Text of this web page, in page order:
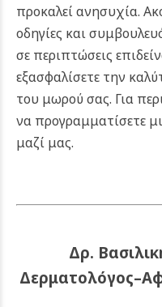
προκαλεί ανησυχία.
οδηγίες και
σε περιπτώσεις
εξασφαλίσετε την
του μωρού σας. Για
να προγραμματίσετε
μαζί μας.
Δρ.